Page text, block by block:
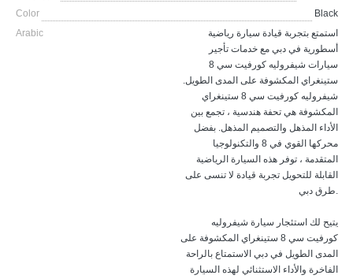
Color
Black
Arabic
استمتع بتجربة قيادة سيارة رياضية
أسطورية في دبي مع خدمات تأجير
سيارات شيفروليه كورفيت سي 8
ستينغراي المكشوفة على المدى الطويل.
شيفروليه كورفيت سي 8 ستينغراي
المكشوفة هي تحفة هندسية ، تجمع بين
الأداء المذهل والتصميم المذهل. بفضل
محركها القوي في 8 والتكنولوجيا
المتقدمة ، توفر هذه السيارة الرياضية
القابلة للتحويل تجربة قيادة لا تنسى على
طرق دبي.
يتيح لك استئجار سيارة شيفروليه
كورفيت سي 8 ستينغراي المكشوفة على
المدى الطويل في دبي الاستمتاع بالراحة
الفاخرة والأداء الاستثنائي لهذه السيارة